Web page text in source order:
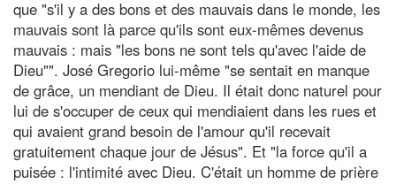
que "s'il y a des bons et des mauvais dans le monde, les
mauvais sont là parce qu'ils sont eux-mêmes devenus
mauvais : mais "les bons ne sont tels qu'avec l'aide de
Dieu"". José Gregorio lui-même "se sentait en manque
de grâce, un mendiant de Dieu. Il était donc naturel pour
lui de s'occuper de ceux qui mendiaient dans les rues et
qui avaient grand besoin de l'amour qu'il recevait
gratuitement chaque jour de Jésus". Et "la force qu'il a
puisée : l'intimité avec Dieu. C'était un homme de prière